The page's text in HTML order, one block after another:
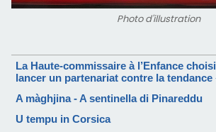
Photo d'illustration
La Haute-commissaire à l’Enfance
lancer un partenariat contre la tendance
A màghjina - A sentinella di Pinareddu
U tempu in Corsica